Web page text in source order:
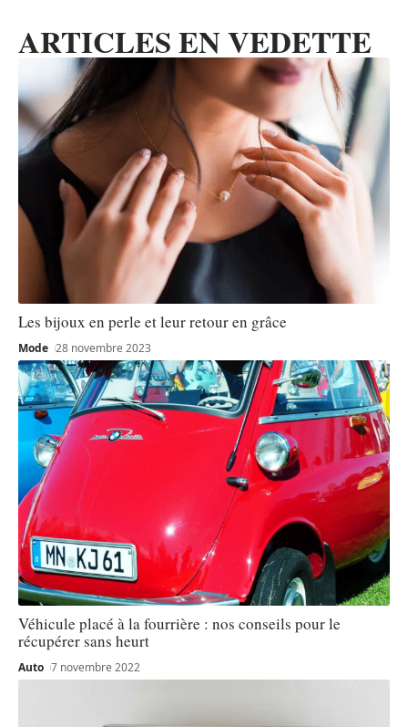
ARTICLES EN VEDETTE
Les bijoux en perle et leur retour en grâce
Mode 28 novembre 2023
Véhicule placé à la fourrière : nos conseils pour le
récupérer sans heurt
Auto 7 novembre 2022